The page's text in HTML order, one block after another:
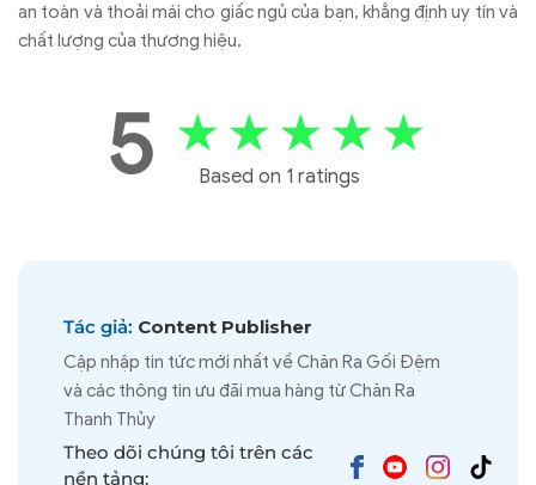
an toàn và thoải mái cho giấc ngủ của bạn, khẳng định uy tín và
chất lượng của thương hiệu.
5 ★ ★ ★ ★ ★
Based on 1 ratings
Tác giả: Content Publisher
Cập nhập tin tức mới nhất về Chăn Ra Gối Đệm
và các thông tin ưu đãi mua hàng từ Chăn Ra
Thanh Thủy
Theo dõi chúng tôi trên các
nền tảng: